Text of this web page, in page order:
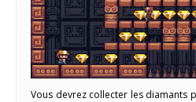
Vous devrez collecter les diamants